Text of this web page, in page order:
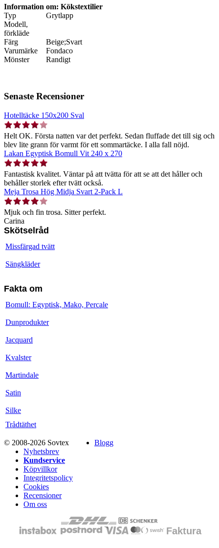
Information om: Kökstextilier
Typ
Grytlapp
Modell,
förkläde
Färg
Beige;Svart
Varumärke
Fondaco
Mönster
Randigt
Senaste Recensioner
Hotelltäcke 150x200 Sval
Helt OK. Första natten var det perfekt. Sedan fluffade det till sig och
blev lite grann för varmt för ett sommartäcke. I alla fall nöjd.
Lakan Egyptisk Bomull Vit 240 x 270
Fantastisk kvalitet. Väntar på att tvätta för att se att det håller och
behåller storlek efter tvätt också.
Meja Trosa Hög Midja Svart 2-Pack L
Mjuk och fin trosa. Sitter perfekt.
Carina
Skötselråd
Missfärgad tvätt
Sängkläder
Fakta om
Bomull: Egyptisk, Mako, Percale
Dunprodukter
Jacquard
Kvalster
Martindale
Satin
Silke
Trådtäthet
© 2008-2026 Sovtex
Blogg
Nyhetsbrev
Kundservice
Köpvillkor
Integritetspolicy
Cookies
Recensioner
Om oss